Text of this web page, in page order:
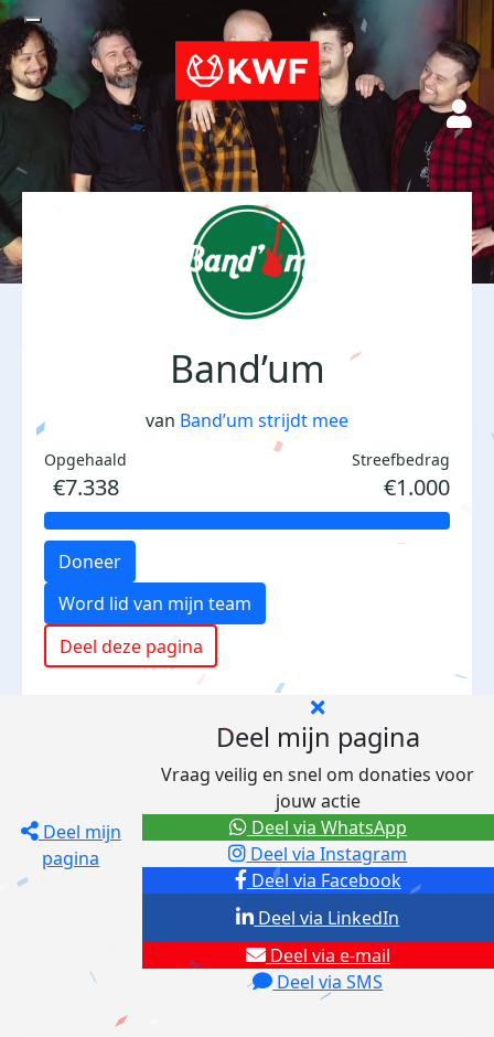
Band’um
van Band’um strijdt mee
Opgehaald
€7.338
Streefbedrag
€1.000
Doneer
Word lid van mijn team
Deel deze pagina
Deel mijn
pagina
Deel mijn pagina
Vraag veilig en snel om donaties voor
jouw actie
Deel via Facebook
Deel via Instagram
Deel via e-mail
Deel via SMS
Deel via LinkedIn
Deel via WhatsApp